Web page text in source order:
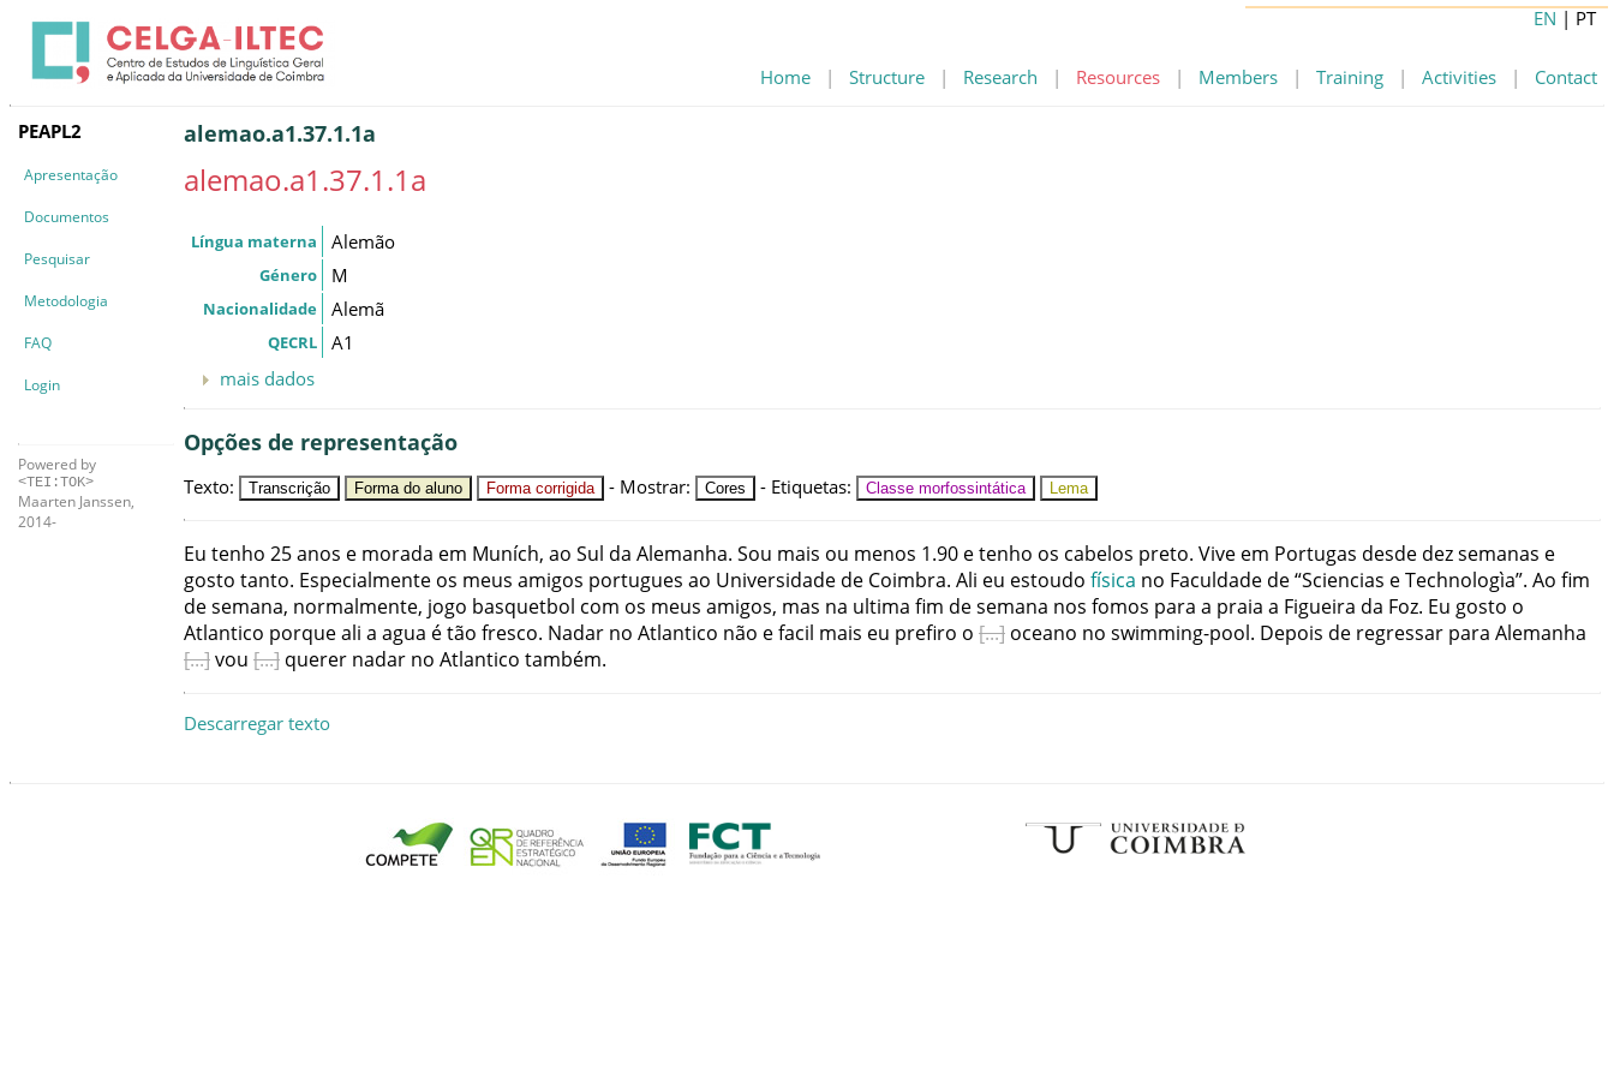
Home | Structure | Research | Resources | Members | Training | Activities | Contact
EN | PT
PEAPL2
Apresentação
Documentos
Pesquisar
Metodologia
FAQ
Login
Powered by
<TEI:TOK>
Maarten Janssen,
2014-
alemao.a1.37.1.1a
alemao.a1.37.1.1a
Língua materna Alemão
Género M
Nacionalidade Alemã
QECRL
A1
mais dados
Opções de representação
Texto: Transcrição Forma do aluno Forma corrigida - Mostrar: Cores - Etiquetas: Classe morfossintática Lema
Eu tenho 25anos e morada em Muních, ao Sul da Alemanha. Sou mais ou menos 1.90 etenho os cabelos preto. Vive em Portugas desde dezsemanas e
gosto tanto. Especialmente os meus amigos portugues ao Universidade de Coimbra. Ali eu estoudo física no Faculdade de“Sciencias eTechnologìa”. Ao fim
de semana, normalmente, jogo basquetbol com os meus amigos, mas na ultima fim de semana nos fomos para a praia a Figueira da Foz. Eu gosto o
Atlantico porqueali a agua étão fresco. Nadar no Atlantico não efacil mais eu prefiro o oceano no swimming-pool. Depois de regressar para Alemanha
vou
querer nadar no Atlantico também.
Descarregar texto